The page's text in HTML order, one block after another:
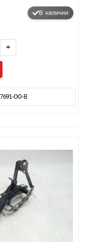
В наличии
+
00-B